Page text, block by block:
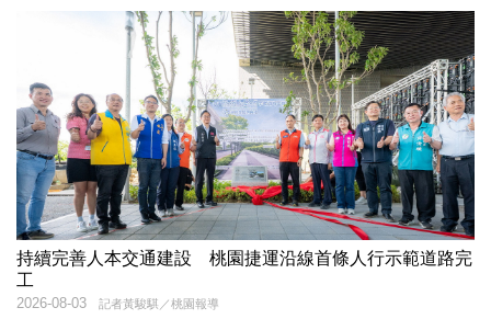
持續完善人本交通建設 桃園捷運沿線首條人行示範道路完
工
記者黃駿騏／桃園報導
2026-08-03